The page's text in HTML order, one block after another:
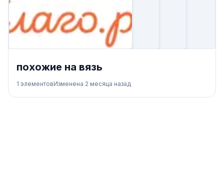
похожие на вязь
1 элементовИзменена 2 месяца назад